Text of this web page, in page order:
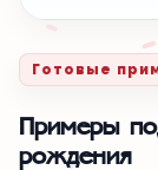
Готовые
Примеры
рождения